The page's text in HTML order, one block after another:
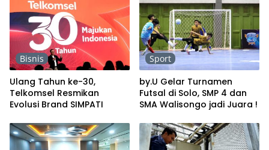
Bisnis
Ulang Tahun ke-30,
Telkomsel Resmikan
Evolusi Brand SIMPATI
Sport
by.U Gelar Turnamen
Futsal di Solo, SMP 4 dan
SMA Walisongo jadi Juara !